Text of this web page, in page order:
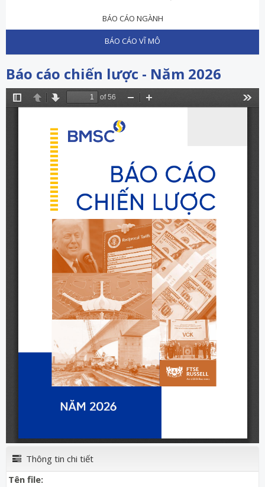
BÁO CÁO NGÀNH
BÁO CÁO VĨ MÔ
Báo cáo chiến lược - Năm 2026
Thông tin chi tiết
Tên file: